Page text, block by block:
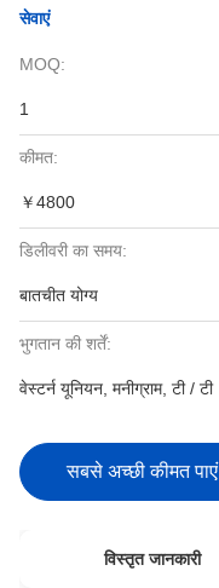
सेवाएं
MOQ:
1
कीमत:
￥4800
डिलीवरी का समय:
बातचीत योग्य
भुगतान की शर्तें:
वेस्टर्न यूनियन, मनीग्राम, टी / टी
सबसे अच्छी कीमत पाएं
विस्तृत जानकारी